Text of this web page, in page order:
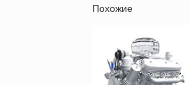
Похожие